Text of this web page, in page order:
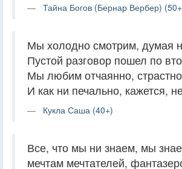
Тайна Богов (Бернар Вербер)
Мы холодно смотрим, думая
Пустой разговор пошел по
Мы любим отчаянно,
И как ни печально, кажется,
Кукла Саша (40+)
Все, что мы ни знаем, мы
мечтам мечтателей,